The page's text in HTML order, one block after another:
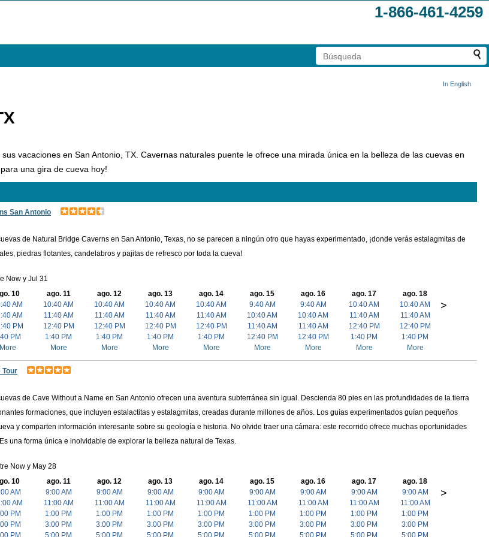
1-866-461-4259
In English
vacaciones en San Antonio, TX. Cavernas naturales puente le ofrece una mirada única en la belleza de las cuevas en
una gira de cueva hoy!
San Antonio
de Natural Bridge Caverns en San Antonio, Texas, no se parecen a ningún otro que hayas experimentado, ¡donde verás estalagmitas de
piedras flotantes, candelabros y pajitas de refresco por toda la cueva!
Now y Jul 31
10
AM
AM
PM
PM
More
ago. 11
10:40 AM
11:40 AM
12:40 PM
1:40 PM
More
ago. 12
10:40 AM
11:40 AM
12:40 PM
1:40 PM
More
ago. 13
10:40 AM
11:40 AM
12:40 PM
1:40 PM
More
ago. 14
10:40 AM
11:40 AM
12:40 PM
1:40 PM
More
ago. 15
9:40 AM
10:40 AM
11:40 AM
12:40 PM
More
ago. 16
9:40 AM
10:40 AM
11:40 AM
12:40 PM
More
ago. 17
10:40 AM
11:40 AM
12:40 PM
1:40 PM
More
ago. 18
10:40 AM
11:40 AM
12:40 PM
1:40 PM
More
>
Tour
de Cave Without a Name en San Antonio ofrecen una aventura subterránea sin igual. Descienda 80 pies en las profundidades de la tierra
formaciones, que incluyen estalactitas y estalagmitas, creadas durante millones de años. Los guías experimentados guían pequeños
y comparten información interesante sobre su geología e historia. No olvide traer una cámara: este recorrido ofrece muchas oportunidades
una forma única e inolvidable de explorar la belleza natural de Texas.
Now y May 28
10
AM
AM
PM
PM
PM
ago. 11
9:00 AM
11:00 AM
1:00 PM
3:00 PM
5:00 PM
ago. 12
9:00 AM
11:00 AM
1:00 PM
3:00 PM
5:00 PM
ago. 13
9:00 AM
11:00 AM
1:00 PM
3:00 PM
5:00 PM
ago. 14
9:00 AM
11:00 AM
1:00 PM
3:00 PM
5:00 PM
ago. 15
9:00 AM
11:00 AM
1:00 PM
3:00 PM
5:00 PM
ago. 16
9:00 AM
11:00 AM
1:00 PM
3:00 PM
5:00 PM
ago. 17
9:00 AM
11:00 AM
1:00 PM
3:00 PM
5:00 PM
ago. 18
9:00 AM
11:00 AM
1:00 PM
3:00 PM
5:00 PM
>